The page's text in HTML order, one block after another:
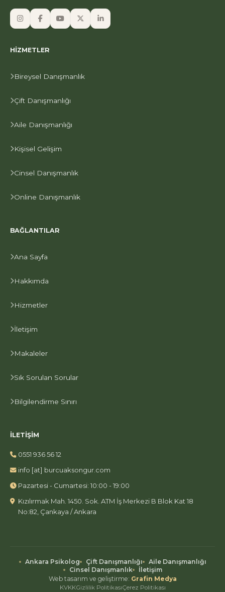
HIZMETLER
Bireysel Danışmanlık
Çift Danışmanlığı
Aile Danışmanlığı
Kişisel Gelişim
Cinsel Danışmanlık
Online Danışmanlık
BAĞLANTILAR
Ana Sayfa
Hakkımda
Hizmetler
İletişim
Makaleler
Sık Sorulan Sorular
Bilgilendirme Sınırı
İLETIŞIM
0551 936 56 12
info [at] at
burcuaksongur.com
Pazartesi - Cumartesi: 10:00 - 19:00
Kızılırmak Mah. 1450. Sok. ATM İş Merkezi B Blok Kat 18
No:82, Çankaya / Ankara
Ankara Psikolog Çift Danışmanlığı
Aile Danışmanlığı
Cinsel Danışmanlık
İletişim
Web tasarım ve geliştirme: Grafin Medya
KVKKGizlilik PolitikasıÇerez Politikası